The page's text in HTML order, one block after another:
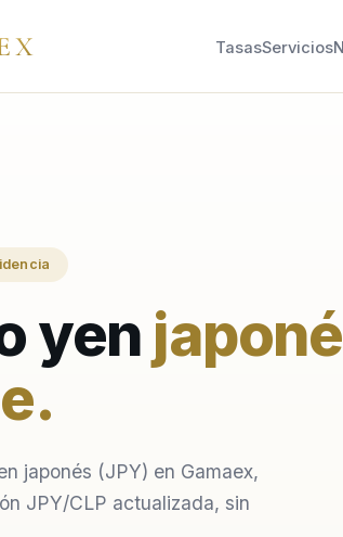
TasasServicios
yen
.
japonés (JPY) en Gamaex,
JPY/CLP actualizada, sin